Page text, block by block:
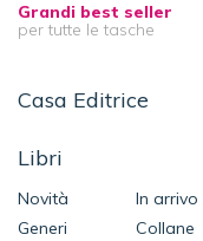
Grandi best seller
per tutte le tasche
Casa Editrice
Libri
Novità
In arrivo
Generi
Collane